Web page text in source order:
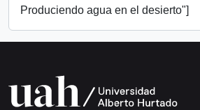
Produciendo agua en el desierto"]